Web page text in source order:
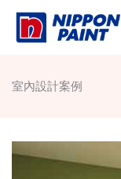
Skip
室內設計案例